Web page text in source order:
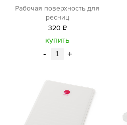
Рабочая поверхность для
ресниц
320 Р
уб.
купить
- +